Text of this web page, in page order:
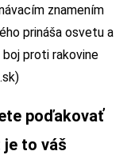
znamením
prináša osvetu a
proti rakovine
poďakovať
je to váš